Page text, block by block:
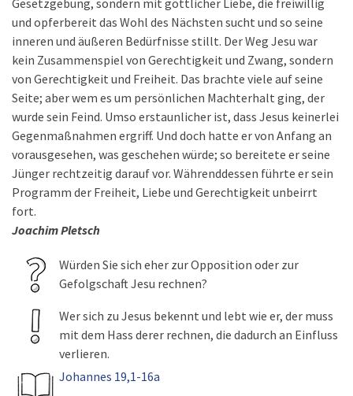
Gesetzgebung, sondern mit göttlicher Liebe, die freiwillig
und opferbereit das Wohl des Nächsten sucht und so seine
inneren und äußeren Bedürfnisse stillt. Der Weg Jesu war
kein Zusammenspiel von Gerechtigkeit und Zwang, sondern
von Gerechtigkeit und Freiheit. Das brachte viele auf seine
Seite; aber wem es um persönlichen Machterhalt ging, der
wurde sein Feind. Umso erstaunlicher ist, dass Jesus keinerlei
Gegenmaßnahmen ergriff. Und doch hatte er von Anfang an
vorausgesehen, was geschehen würde; so bereitete er seine
Jünger rechtzeitig darauf vor. Währenddessen führte er sein
Programm der Freiheit, Liebe und Gerechtigkeit unbeirrt
fort.
Joachim Pletsch
Würden Sie sich eher zur Opposition oder zur
Gefolgschaft Jesu rechnen?
Wer sich zu Jesus bekennt und lebt wie er, der muss
mit dem Hass derer rechnen, die dadurch an Einfluss
verlieren.
Johannes 19,1-16a